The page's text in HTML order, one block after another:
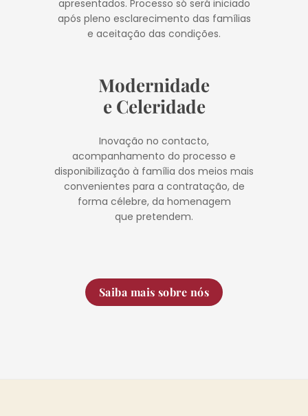
apresentados. Processo só será iniciado
após pleno esclarecimento das famílias
e aceitação das condições.
Modernidade
e Celeridade
Inovação no contacto,
acompanhamento do processo e
disponibilização à família dos meios mais
convenientes para a contratação, de
forma célebre, da homenagem
que pretendem.
Saiba mais sobre nós